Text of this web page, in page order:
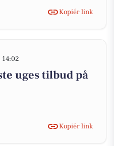
Kopiér link
uges tilbud på
Kopiér link